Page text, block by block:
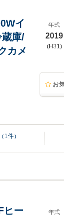
イ
庫/
カメ
年式
2019
(H31)
お
1件）
ヒー 年式